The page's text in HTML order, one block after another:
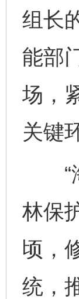
组长
能部
场，
关键
“海
林保
顷，
统，